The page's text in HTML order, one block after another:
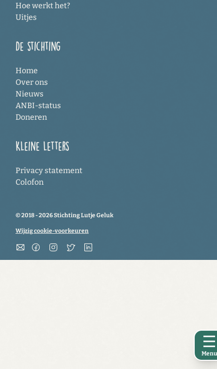
Menu
Hoe werkt het?
Uitjes
De stichting
Home
Over ons
Nieuws
ANBI-status
Doneren
Kleine letters
Privacy statement
Colofon
© 2018 - 2026 Stichting Lutje Geluk
Wijzig cookie-voorkeuren